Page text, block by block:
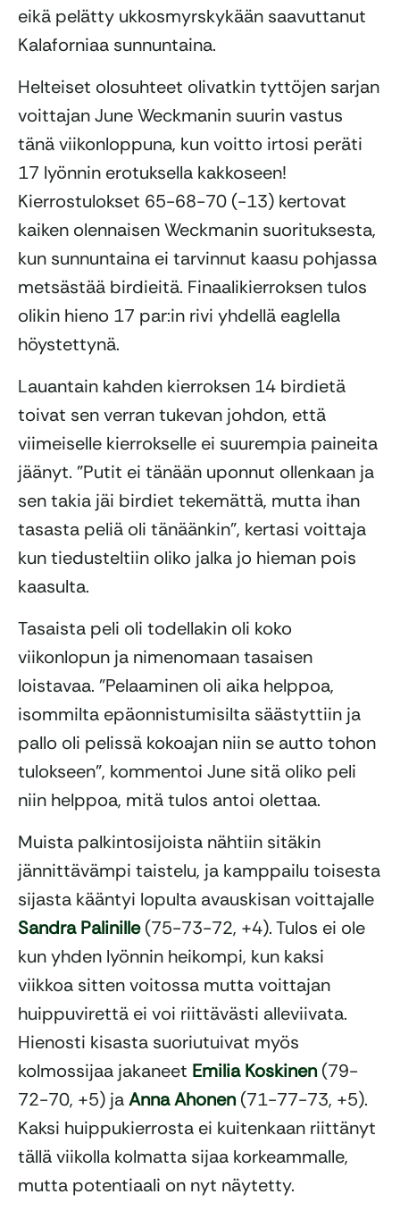
eikä pelätty ukkosmyrskykään saavuttanut
Kalaforniaa sunnuntaina.
Helteiset olosuhteet olivatkin tyttöjen sarjan
voittajan June Weckmanin suurin vastus
tänä viikonloppuna, kun voitto irtosi peräti
17 lyönnin erotuksella kakkoseen!
Kierrostulokset 65-68-70 (-13) kertovat
kaiken olennaisen Weckmanin suorituksesta,
kun sunnuntaina ei tarvinnut kaasu pohjassa
metsästää birdieitä. Finaalikierroksen tulos
olikin hieno 17 par:in rivi yhdellä eaglella
höystettynä.
Lauantain kahden kierroksen 14 birdietä
toivat sen verran tukevan johdon, että
viimeiselle kierrokselle ei suurempia paineita
jäänyt. ”Putit ei tänään uponnut ollenkaan ja
sen takia jäi birdiet tekemättä, mutta ihan
tasasta peliä oli tänäänkin”, kertasi voittaja
kun tiedusteltiin oliko jalka jo hieman pois
kaasulta.
Tasaista peli oli todellakin oli koko
viikonlopun ja nimenomaan tasaisen
loistavaa. ”Pelaaminen oli aika helppoa,
isommilta epäonnistumisilta säästyttiin ja
pallo oli pelissä kokoajan niin se autto tohon
tulokseen”, kommentoi June sitä oliko peli
niin helppoa, mitä tulos antoi olettaa.
Muista palkintosijoista nähtiin sitäkin
jännittävämpi taistelu, ja kamppailu toisesta
sijasta kääntyi lopulta avauskisan voittajalle
Sandra Palinille(75-73-72, +4). Tulos ei ole
kun yhden lyönnin heikompi, kun kaksi
viikkoa sitten voitossa mutta voittajan
huippuvirettä ei voi riittävästi alleviivata.
Hienosti kisasta suoriutuivat myös
kolmossijaa jakaneet Emilia Koskinen(79-
72-70, +5) jaAnna Ahonen(71-77-73, +5).
Kaksi huippukierrosta ei kuitenkaan riittänyt
tällä viikolla kolmatta sijaa korkeammalle,
mutta potentiaali on nyt näytetty.